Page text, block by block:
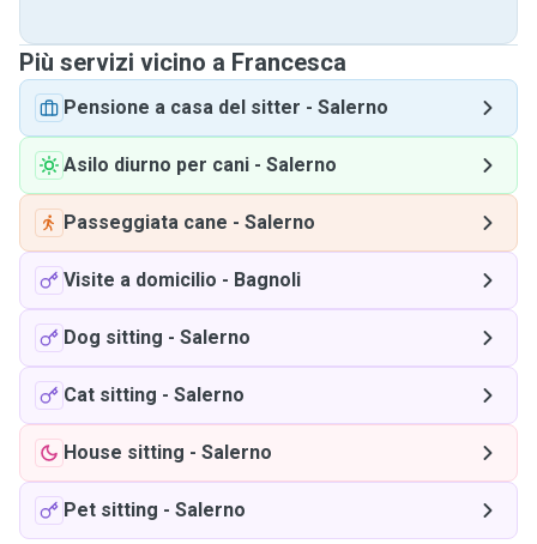
Più servizi vicino a Francesca
Pensione a casa del sitter - Salerno
Asilo diurno per cani - Salerno
Passeggiata cane - Salerno
Visite a domicilio - Bagnoli
Dog sitting - Salerno
Cat sitting - Salerno
House sitting - Salerno
Pet sitting - Salerno